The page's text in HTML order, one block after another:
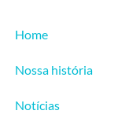
Home
Nossa história
Notícias